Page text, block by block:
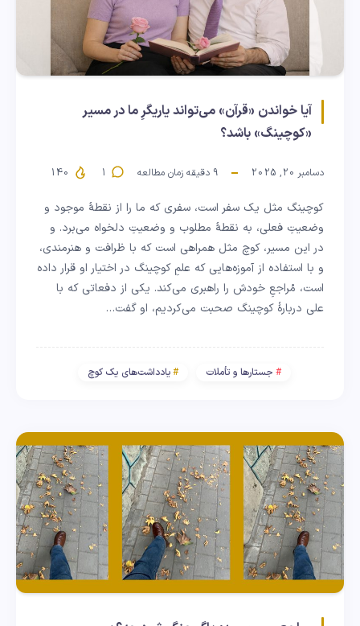
آیا خواندن «قرآن» می‌تواند یاریگرِ ما در مسیر
«کوچینگ» باشد؟
دسامبر 20, 2025 9 دقیقه زمان مطالعه 1
کوچینگ مثل یک سفر است، سفری که ما را از نقطهٔ موجود و
وضعیتِ فعلی، به نقطهٔ مطلوب و وضعیتِ دلخواه می‌برد. و
در این مسیر، کوچ مثل همراهی است که با ظرافت و هنرمندی،
و با استفاده از آموزه‌هایی که علمِ کوچینگ در اختیار او قرار داده
است، مُراجعِ خودش را راهبری می‌کند. یکی از دفعاتی که با
علی دربارهٔ کوچینگ صحبت می‌کردیم، او گفت…
جستارها و تأملات یادداشت‌های یک کوچ